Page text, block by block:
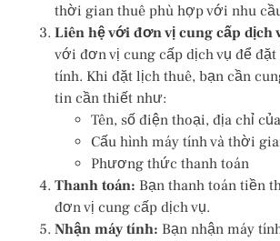
thời gian thuê phù hợp với nhu
Liên hệ với đơn vị cung cấp dịch
với đơn vị cung cấp dịch vụ để
tính. Khi đặt lịch thuê, bạn cần
tin cần thiết như:
Tên, số điện thoại, địa chỉ
Cấu hình máy tính và thời
Phương thức thanh toán
Thanh toán: Bạn thanh toán tiền
đơn vị cung cấp dịch vụ.
Nhận máy tính: Bạn nhận máy